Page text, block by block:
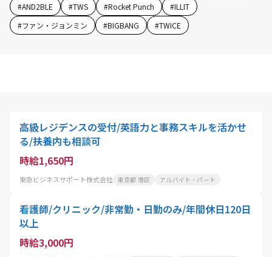
#AND2BLE #TWS #Rocket Punch #ILLIT
#ファン・ジョンミン #BIGBANG #TWICE
高級レジデンスの受付/英語力と事務スキルを活かせ
る/扶養内も相談可
時給1,650円
東急ビジネスサポート株式会社 東京都 港区 アルバイト・パート
看護師/クリニック/非常勤・日勤のみ/年間休日120日
以上
時給3,000円